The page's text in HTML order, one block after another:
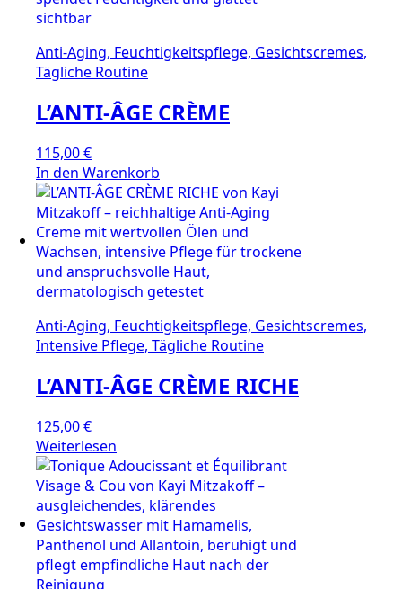
Anti-Aging, Feuchtigkeitspflege, Gesichtscremes,
Tägliche Routine
L’ANTI-ÂGE CRÈME
115,00€
In den Warenkorb
Anti-Aging, Feuchtigkeitspflege, Gesichtscremes,
Intensive Pflege, Tägliche Routine
L’ANTI-ÂGE CRÈME RICHE
125,00€
Weiterlesen